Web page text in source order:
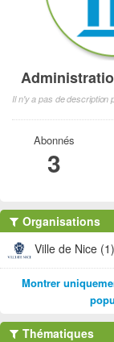
Il n'y a pas de description
Abonnés
3
Organisations
Ville de Nice (1)
Montrer
Thématiques